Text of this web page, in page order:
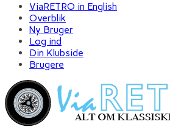
ViaRETRO in English
Overblik
Ny Bruger
Log ind
Din Klubside
Brugere